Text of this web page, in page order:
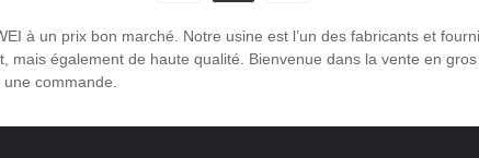
à 5 ° C pour une
précise et un
des processus,
℃. Le refroidisseur à vis
température refroidi par
à un prix bon marché. Notre usine est l’un des fabricants et
également de haute qualité. Bienvenue dans la vente en
commande.